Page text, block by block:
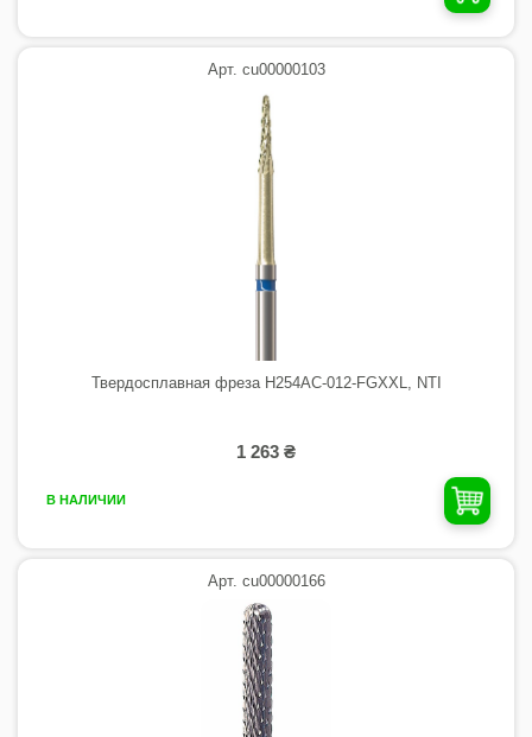
Арт. cu00000103
Твердосплавная фреза H254AC-012-FGXXL, NTI
1 263 ₴
В НАЛИЧИИ
Арт. cu00000166